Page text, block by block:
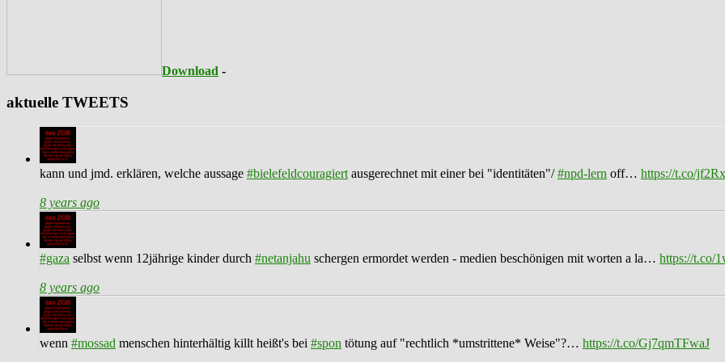
Download -
aktuelle TWEETS
kann und jmd. erklären, welche aussage #bielefeldcouragiert ausgerechnet mit einer bei "identitäten"/#npd-lern off… https://t.co/
8 years ago
#gaza selbst wenn 12jährige kinder durch #netanjahu schergen ermordet werden - medien beschönigen mit worten a la… https://t.co/
8 years ago
wenn #mossad menschen hinterhältig killt heißt's bei #spon tötung auf "rechtlich *umstrittene* Weise"?… https://t.co/Gj7qmTFwaJ